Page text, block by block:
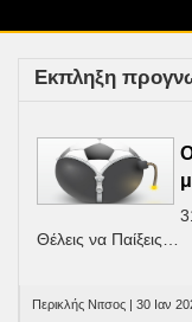
Εκπληξη
Θέλεις να Παίξεις…
Περικλής Νιτσος | 30 Ιαν